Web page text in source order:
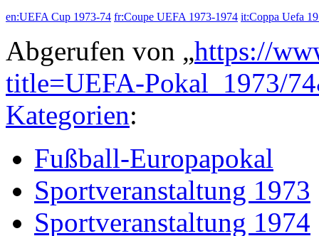
en:UEFA Cup 1973-74 fr:Coupe UEFA 1973-1974 it:Coppa Uefa
Abgerufen von „https://
title=UEFA-Pokal_1973/
Kategorien:
Fußball-Europapokal
Sportveranstaltung 1973
Sportveranstaltung 1974